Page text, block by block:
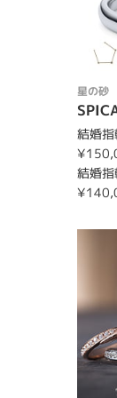
星の砂
結婚
結婚